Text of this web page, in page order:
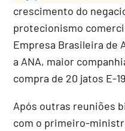
crescimento do
protecionismo
Empresa Brasileira de
a ANA, maior
compra de 20 jatos E-
Após outras reuniões
com o primeiro-